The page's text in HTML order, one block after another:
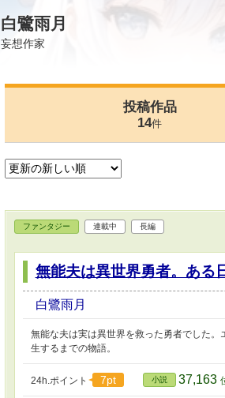
白鷺雨月
妄想作家
投稿作品
14件
ファンタジー 連載中 長編
無能夫は異世界勇者。ある
白鷺雨月
無能な夫は実は異世界を救った勇者でした
生するまでの物語。
24h.ポイント 7pt 小説 37,163